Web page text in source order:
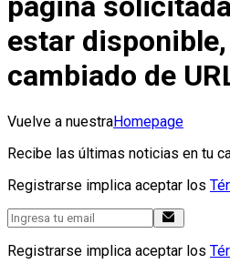
estar
cambiado de
Vuelve a nuestraHomepage
Recibe las últimas noticias en tu
Registrarse implica aceptar los
Registrarse implica aceptar los